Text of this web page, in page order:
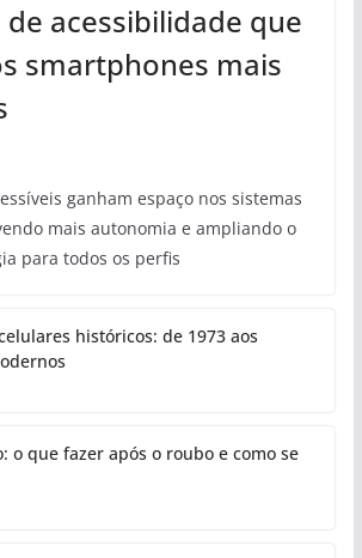
de acessibilidade que
smartphones mais
ganham espaço nos sistemas
mais autonomia e ampliando o
para todos os perfis
históricos: de 1973 aos
o que fazer após o roubo e como se